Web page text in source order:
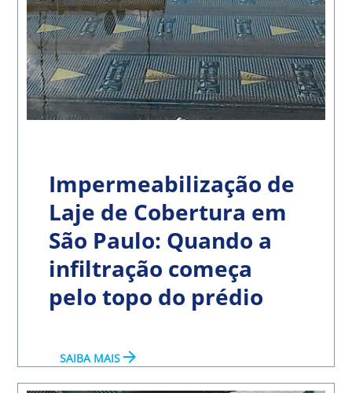
Impermeabilização de
Laje de Cobertura em
São Paulo: Quando a
infiltração começa
pelo topo do prédio
SAIBA MAISarrow_forward